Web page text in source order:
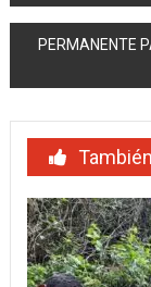
de
entradas
PERMANENTE